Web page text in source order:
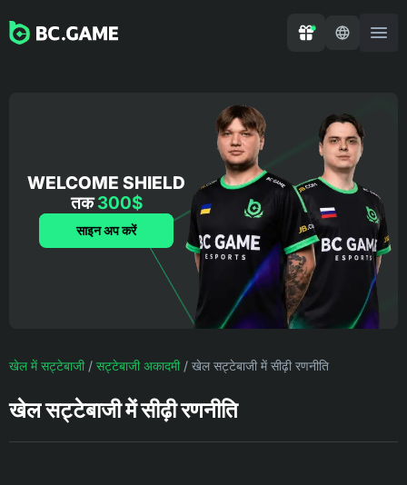
WELCOME SHIELD
तक300$
साइन अप करें
खेल में सट्टेबाजी/ सट्टेबाजी अकादमी/ खेल सट्टेबाजी में सीढ़ी रणनीति
खेल सट्टेबाजी में सीढ़ी रणनीति